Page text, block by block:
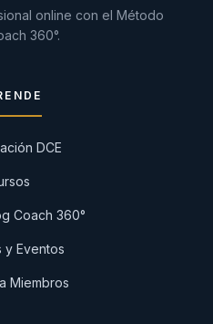
online con el Método
360°.
DCE
Coach 360°
y Eventos
Miembros